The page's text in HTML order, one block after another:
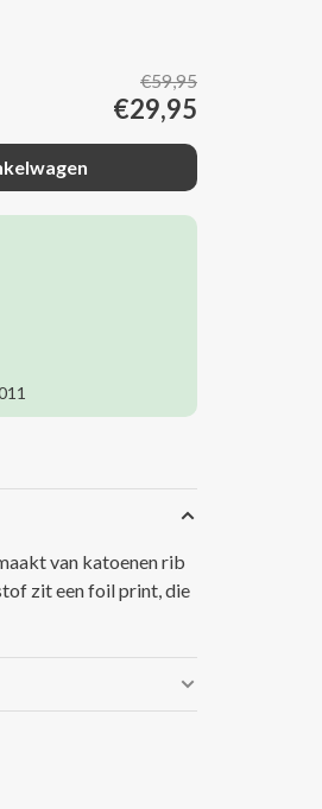
€59,95
€29,95
van katoenen rib
zit een foil print, die